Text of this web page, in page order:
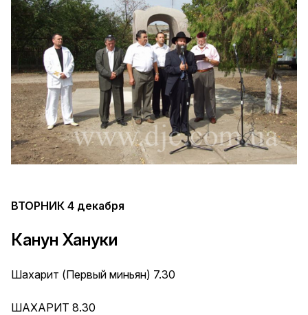
ВТОРНИК 4 декабря
Канун Хануки
Шахарит (Первый миньян) 7.30
ШАХАРИТ 8.30